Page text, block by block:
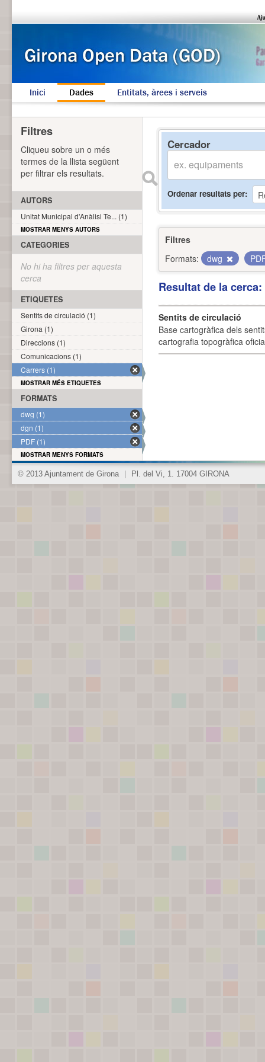
Inici Dades Entitats, àrees i serveis
Cercador
Ordenar resultats per
Filtres
Formats:
dwg
Resultat de la
Sentits de circulació
Base cartogràfica dels
cartografia topogràfica
Filtres
Cliqueu sobre un o més
termes de la llista següent
per filtrar els resultats.
AUTORS
Unitat Municipal d'Anàlisi Te... (1)
MOSTRAR MENYS AUTORS
CATEGORIES
No hi ha filtres per aquesta
cerca
ETIQUETES
Sentits de circulació (1)
Girona (1)
Direccions (1)
Comunicacions (1)
Carrers (1)
MOSTRAR MÉS ETIQUETES
FORMATS
dwg (1)
dgn (1)
PDF (1)
MOSTRAR MENYS FORMATS
© 2013 Ajuntament de Girona Pl. del Vi, 1. 17004 GIRONA